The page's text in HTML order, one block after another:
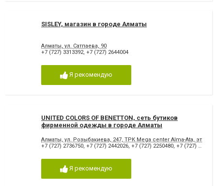
SISLEY, магазин в городе Алматы
Алматы, ул. Сатпаева, 90
+7 (727) 3313392, +7 (727) 2644004
Я рекомендую
UNITED COLORS OF BENETTON, сеть бутиков
фирменной одежды в городе Алматы
Алматы, ул. Розыбакиева, 247, ТРК Mega center Alma-Ata, эт. 1
+7 (727) 2736750, +7 (727) 2442026, +7 (727) 2250480, +7 (727) 2643521
Я рекомендую